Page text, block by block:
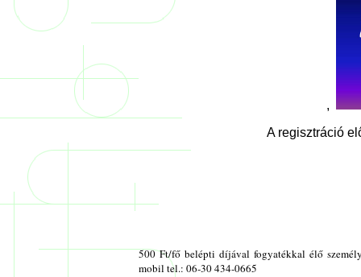
,
A regisztráció
500 Ft/fő belépti díjával fogyatékkal élő
mobil tel.: 06-30 434-0665